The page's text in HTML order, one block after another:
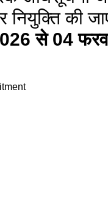
नियुक्ति की
से 04